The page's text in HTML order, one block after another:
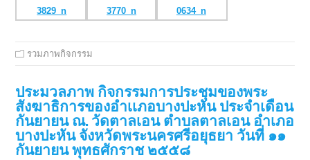
รวมภาพกิจกรรม
ประมวลภาพ กิจกรรมการประชุมของพระ
สังฆาธิการของอำเเภอบางปะหัน ประจำเดือน
กันยายน ณ. วัดตาลเอน ตำบลตาลเอน อำเภอ
บางปะหัน จังหวัดพระนครศรีอยุธยา วันที่ ๑๑
กันยายน พุทธศักราช ๒๕๕๘